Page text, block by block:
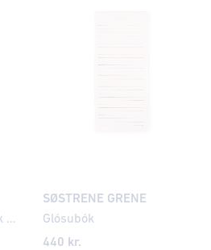
Lined softcover notebook A5
SØSTRENE GRENE
Glósubók
440 kr.